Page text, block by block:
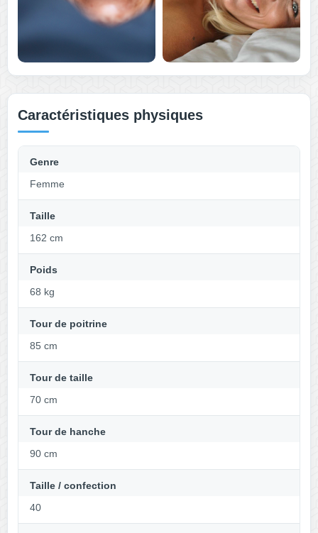
Caractéristiques physiques
Genre
Femme
Taille
162 cm
Poids
68 kg
Tour de poitrine
85 cm
Tour de taille
70 cm
Tour de hanche
90 cm
Taille / confection
40